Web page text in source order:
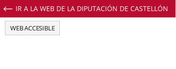
IR A LA WEB DE LA DIPUTACIÓN DE CASTELLÓN
WEB ACCESIBLE